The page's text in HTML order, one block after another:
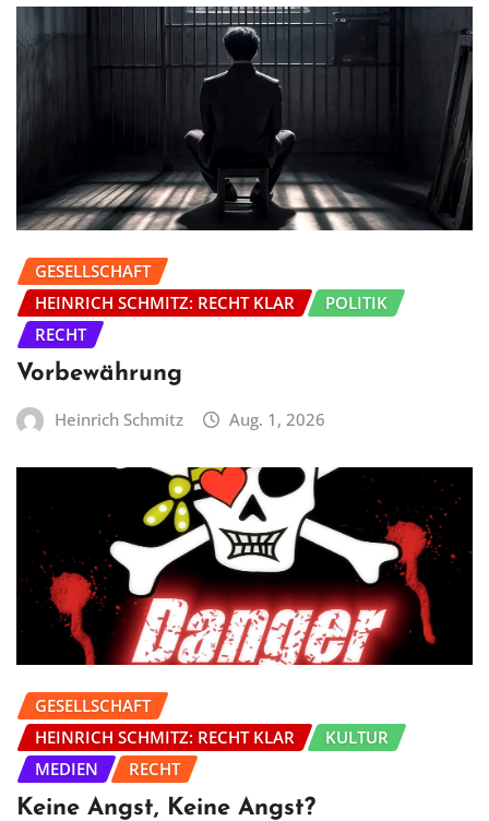
GESELLSCHAFT
HEINRICH SCHMITZ: RECHT KLAR
POLITIK
RECHT
Vorbewährung
Heinrich Schmitz Aug. 1, 2026
GESELLSCHAFT
HEINRICH SCHMITZ: RECHT KLAR
KULTUR
MEDIEN
RECHT
Keine Angst, Keine Angst?